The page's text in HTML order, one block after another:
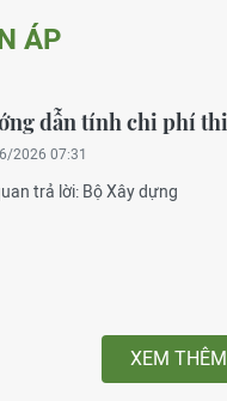
ÁP
dẫn tính chi phí
2026 07:31
trả lời: Bộ Xây dựng
XEM THÊM